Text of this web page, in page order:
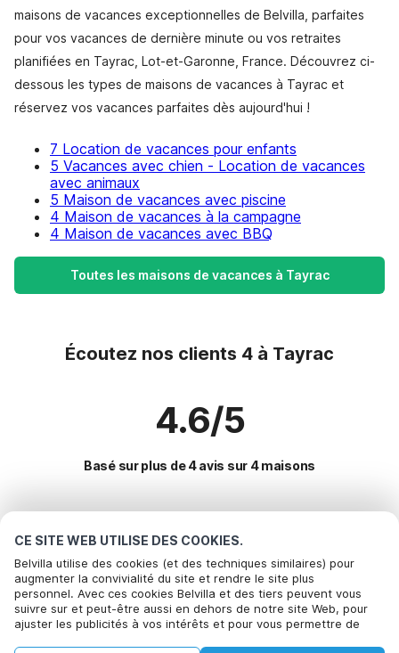
CE SITE WEB UTILISE DES COOKIES.
Belvilla utilise des cookies (et des techniques similaires) pour
augmenter la convivialité du site et rendre le site plus
personnel. Avec ces cookies Belvilla et des tiers peuvent vous
suivre sur et peut-être aussi en dehors de notre site Web, pour
ajuster les publicités à vos intérêts et pour vous permettre de
maisons de vacances exceptionnelles de Belvilla, parfaites
pour vos vacances de dernière minute ou vos retraites
planifiées en Tayrac, Lot-et-Garonne, France. Découvrez ci-
dessous les types de maisons de vacances à Tayrac et
réservez vos vacances parfaites dès aujourd'hui !
7 Location de vacances pour enfants
5 Vacances avec chien - Location de vacances
avec animaux
5 Maison de vacances avec piscine
4 Maison de vacances à la campagne
4 Maison de vacances avec BBQ
Toutes les maisons de vacances à Tayrac
Écoutez nos clients 4 à Tayrac
4.6/5
Basé sur plus de 4 avis sur 4 maisons
Destinations les plus populaires pour les
vacances
Villes offrant les meilleures commodités pour les vacances
Location de vacances pour enfants blanquefort-sur-briolance
Location de vacances pour enfants saint-front-sur-lemance
Commodités populaires pour les vacances en Tayrac
Appelez pour réserver